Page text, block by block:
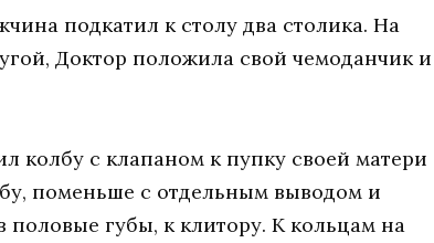
подкатил к столу два столика. На
Доктор положила свой чемоданчик и
колбу с клапаном к пупку своей матери
поменьше с отдельным выводом и
губы, к клитору. К кольцам на